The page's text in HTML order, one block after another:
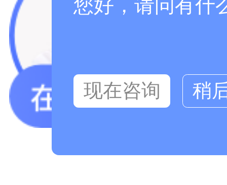
您好，请问有什
现在咨询 稍